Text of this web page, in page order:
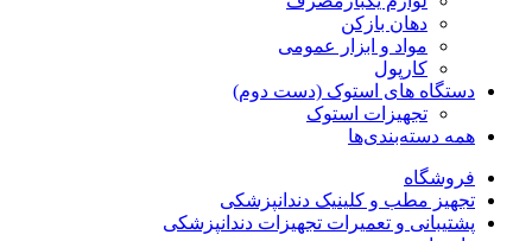
دهان بازکن
مواد و ابزار عمومی
کارپول
دستگاه های استوک (دست دوم)
تجهیزات استوک
همه دسته‌بندی‌ها
فروشگاه
تجهیز مطب و کلینیک دندانپزشکی
پشتیبانی و تعمیرات تجهیزات دندانپزشکی